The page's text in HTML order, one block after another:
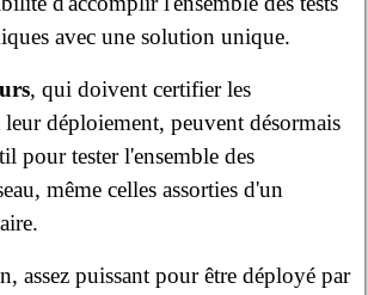
avec une solution unique.
, qui doivent certifier les
déploiement, peuvent désormais
pour tester l'ensemble des
même celles assorties d'un
assez puissant pour être déployé par